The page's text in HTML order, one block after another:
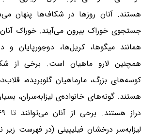
هستند. آنان روزها در شکاف‌ها پنهان
جستجوی خوراک بیرون می‌آیند. خوراک آنان
همانند میگوها، کریل‌ها، دوجورپایان
همچنین لارو ماهیان است. برخی از
کوسه‌های بزرگ، مارماهیان گلوبریده،
هستند. گونه‌های خانواده‌ی لیزابه‌سران،